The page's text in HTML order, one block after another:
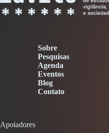
Sobre
Pesquisas
Agenda
Eventos
Blog
Contato
Apoiadores